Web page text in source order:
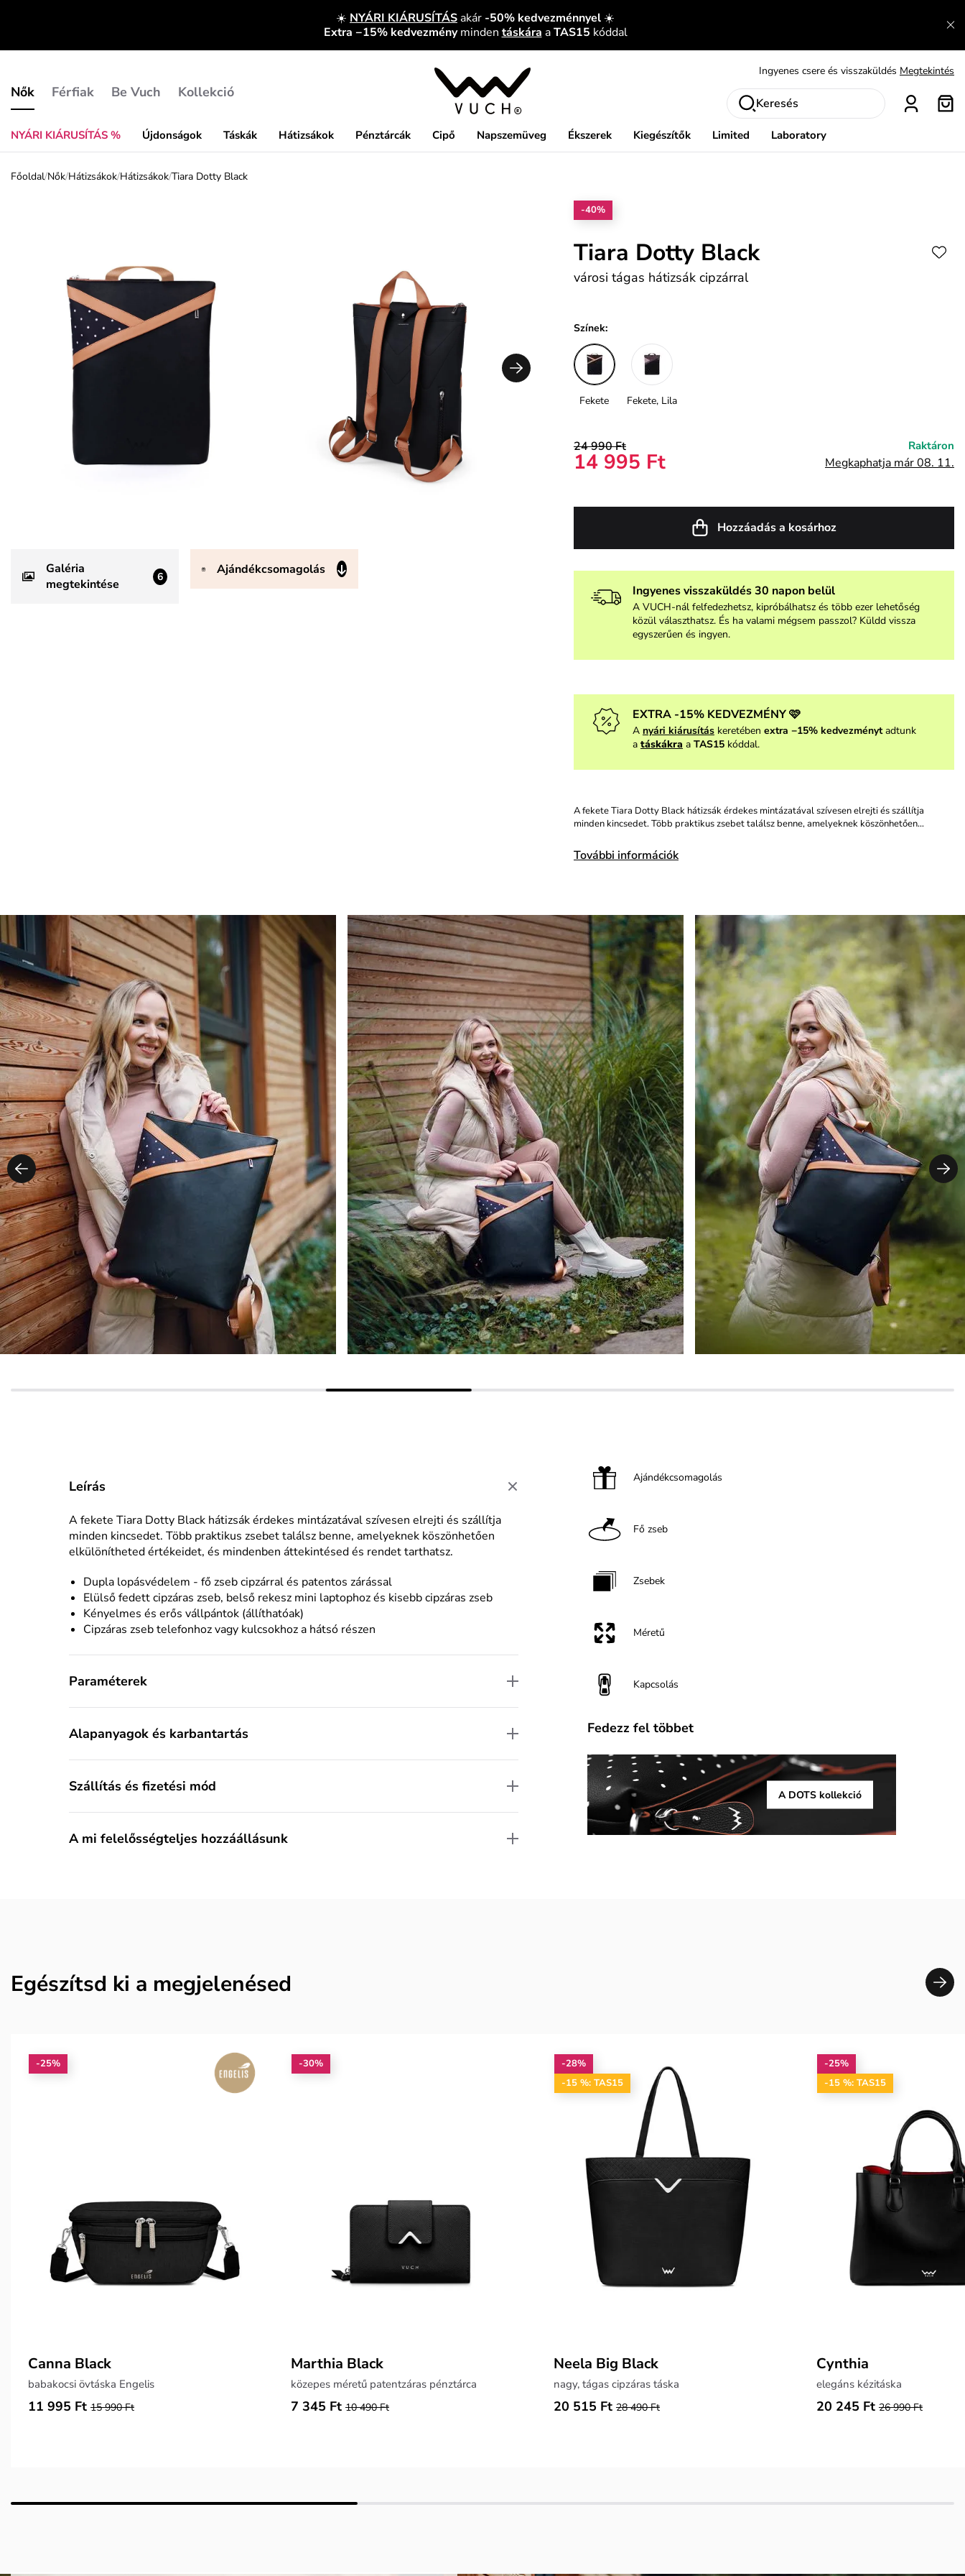
☀️ NYÁRI KIÁRUSÍTÁSakár -50% kedvezménnyel ☀️
Extra −15% kedvezményminden táskára aTAS15 kóddal
Nők
NYÁRI KIÁRUSÍTÁS % Újdonságok Táskák Hátizsákok Pénztárcák Cipő Napszemüveg Ékszerek Kiegészítők Limited Laboratory
Férfiak Be Vuch Kollekció
Ingyenes csere és visszaküldés Megtekintés
Keresés
Főoldal/Nők/Hátizsákok/Hátizsákok/Tiara Dotty Black
Galéria
megtekintése
6 Ajándékcsomagolás
-40%
Tiara Dotty Black
városi tágas hátizsák cipzárral
Színek:
Fekete Fekete, Lila
24 990 Ft
14 995 Ft
Raktáron
Megkaphatja már 08. 11.
Hozzáadás a kosárhoz
Ingyenes visszaküldés 30 napon belül
A VUCH-nál felfedezhetsz, kipróbálhatsz és több ezer lehetőség
közül választhatsz. És ha valami mégsem passzol? Küldd vissza
egyszerűen és ingyen.
EXTRA -15% KEDVEZMÉNY 🩷
A nyári kiárusítás keretében extra −15% kedvezménytadtunk
a táskákra a TAS15kóddal.
A fekete Tiara Dotty Black hátizsák érdekes mintázatával szívesen elrejti és szállítja
minden kincsedet. Több praktikus zsebet találsz benne, amelyeknek köszönhetően…
További információk
Leírás
A fekete Tiara Dotty Black hátizsák érdekes mintázatával szívesen elrejti és szállítja
minden kincsedet. Több praktikus zsebet találsz benne, amelyeknek köszönhetően
elkülönítheted értékeidet, és mindenben áttekintésed és rendet tarthatsz.
Dupla lopásvédelem - fő zseb cipzárral és patentos zárással
Elülső fedett cipzáras zseb, belső rekesz mini laptophoz és kisebb cipzáras zseb
Kényelmes és erős vállpántok (állíthatóak)
Cipzáras zseb telefonhoz vagy kulcsokhoz a hátsó részen
Paraméterek
Alapanyagok és karbantartás
Szállítás és fizetési mód
A mi felelősségteljes hozzáállásunk
Ajándékcsomagolás
Fő zseb
Zsebek
Méretű
Kapcsolás
Fedezz fel többet
A DOTS kollekció
Egészítsd ki a megjelenésed
-25%
Canna Black
babakocsi övtáska Engelis
11 995 Ft 15 990 Ft
-30%
Marthia Black
közepes méretű patentzáras pénztárca
7 345 Ft 10 490 Ft
-28%
-15 %: TAS15
Neela Big Black
nagy, tágas cipzáras táska
20 515 Ft 28 490 Ft
-25%
-15 %: TAS15
Cynthia
elegáns kézitáska
20 245 Ft 26 990 Ft